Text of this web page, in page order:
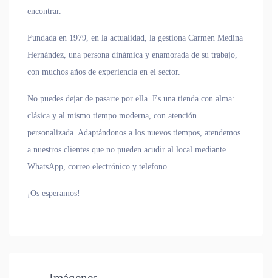
encontrar.
Fundada en 1979, en la actualidad, la gestiona Carmen Medina
Hernández, una persona dinámica y enamorada de su trabajo,
con muchos años de experiencia en el sector.
No puedes dejar de pasarte por ella. Es una tienda con alma:
clásica y al mismo tiempo moderna, con atención
personalizada. Adaptándonos a los nuevos tiempos, atendemos
a nuestros clientes que no pueden acudir al local mediante
WhatsApp, correo electrónico y telefono.
¡Os esperamos!